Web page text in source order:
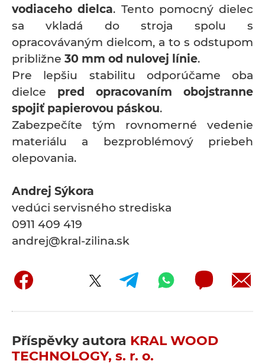
vodiaceho dielca. Tento pomocný dielec
sa vkladá do stroja spolu s
opracovávaným dielcom, a to s odstupom
približne 30 mm od nulovej línie.
Pre lepšiu stabilitu odporúčame oba
dielce pred opracovaním obojstranne
spojiť papierovou páskou.
Zabezpečíte tým rovnomerné vedenie
materiálu a bezproblémový priebeh
olepovania.
Andrej Sýkora
vedúci servisného strediska
0911 409 419
andrej@kral-zilina.sk
Příspěvky autora KRAL WOOD
TECHNOLOGY, s. r. o.